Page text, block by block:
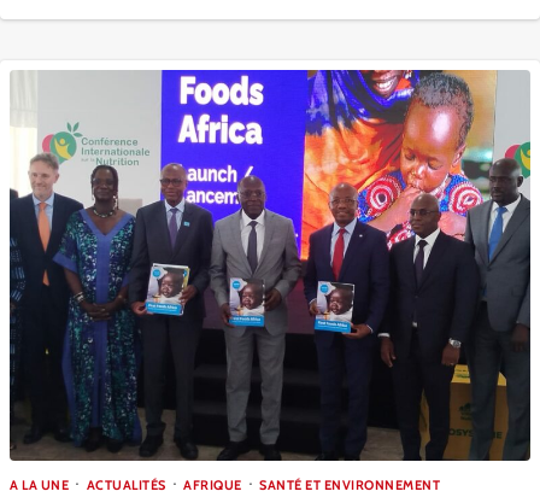
A LA UNE ACTUALITÉS AFRIQUE SANTÉ ET ENVIRONNEMENT